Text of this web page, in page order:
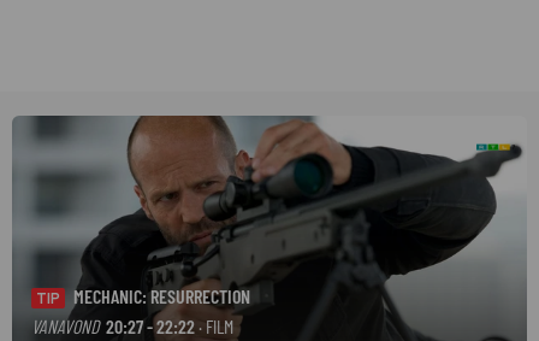
TIP
MECHANIC: RESURRECTION
VANAVOND 20:27 - 22:22· FILM